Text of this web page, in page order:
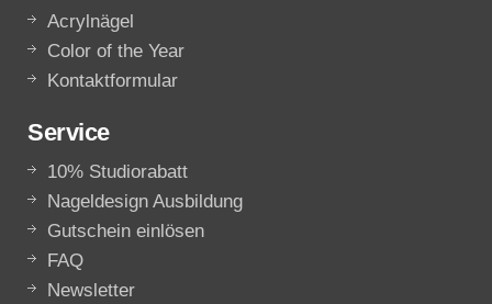
Acrylnägel
Color of the Year
Kontaktformular
Service
10% Studiorabatt
Nageldesign Ausbildung
Gutschein einlösen
FAQ
Newsletter